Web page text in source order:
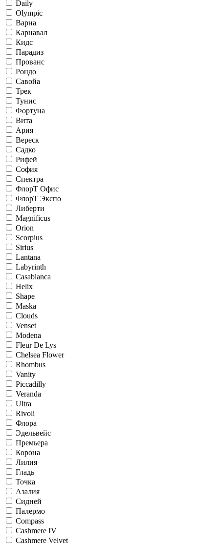
Daily
Olympic
Варна
Карнавал
Кидс
Парадиз
Прованс
Рондо
Савойа
Трек
Тунис
Фортуна
Вита
Ария
Вереск
Садко
Рифей
София
Спектра
ФлорТ Офис
ФлорТ Экспо
Либерти
Magnificus
Orion
Scorpius
Sirius
Lantana
Labyrinth
Casablanca
Helix
Shape
Maska
Clouds
Venset
Modena
Fleur De Lys
Chelsea Flower
Rhombus
Vanity
Piccadilly
Veranda
Ultra
Rivoli
Флора
Эдельвейс
Премьера
Корона
Лилия
Гладь
Точка
Азалия
Сидней
Палермо
Compass
Cashmere IV
Cashmere Velvet